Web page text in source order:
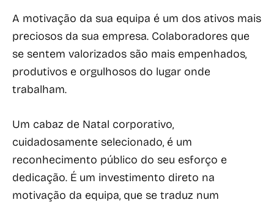
A motivação da sua equipa é um dos ativos mais
preciosos da sua empresa. Colaboradores que
se sentem valorizados são mais empenhados,
produtivos e orgulhosos do lugar onde
trabalham.
Um cabaz de Natal corporativo,
cuidadosamente selecionado, é um
reconhecimento público do seu esforço e
dedicação. É um investimento direto na
motivação da equipa, que se traduz num